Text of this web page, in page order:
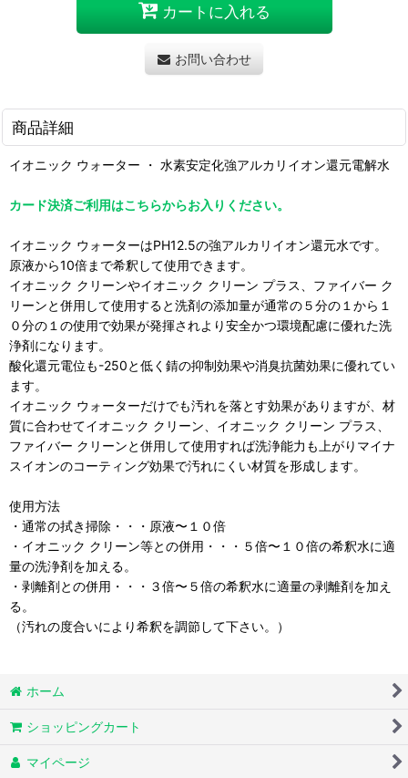
カートに入れる
お問い合わせ
商品詳細
イオニック ウォーター ・ 水素安定化強アルカリイオン還元電解水
カード決済ご利用はこちらからお入りください。
イオニック ウォーターはPH12.5の強アルカリイオン還元水です。
原液から10倍まで希釈して使用できます。
イオニック クリーンやイオニック クリーン プラス、ファイバー ク
リーンと併用して使用すると洗剤の添加量が通常の５分の１から１
０分の１の使用で効果が発揮されより安全かつ環境配慮に優れた洗
浄剤になります。
酸化還元電位も-250と低く錆の抑制効果や消臭抗菌効果に優れてい
ます。
イオニック ウォーターだけでも汚れを落とす効果がありますが、材
質に合わせてイオニック クリーン、イオニック クリーン プラス、
ファイバー クリーンと併用して使用すれば洗浄能力も上がりマイナ
スイオンのコーティング効果で汚れにくい材質を形成します。
使用方法
・通常の拭き掃除・・・原液〜１０倍
・イオニック クリーン等との併用・・・５倍〜１０倍の希釈水に適
量の洗浄剤を加える。
・剥離剤との併用・・・３倍〜５倍の希釈水に適量の剥離剤を加え
る。
（汚れの度合いにより希釈を調節して下さい。）
ホーム
ショッピングカート
マイページ